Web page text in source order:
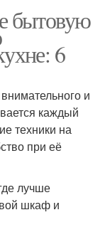
бытовую
6
и
каждый
техники на
при её
лучше
шкаф и